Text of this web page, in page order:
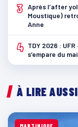
3 Après l’after
Moustique)
Anne
4 TDY 2026 :
s’empare du
À LIRE AUSSI
MARTINIQUE